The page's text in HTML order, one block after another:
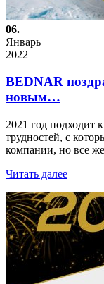
06.
Январь
2022
BEDNAR
новым…
2021 год подходит
трудностей, с
компании, но все
Читать далее